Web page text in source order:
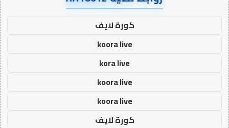
كورة لايف
koora live
kora live
koora live
koora live
كورة لايف